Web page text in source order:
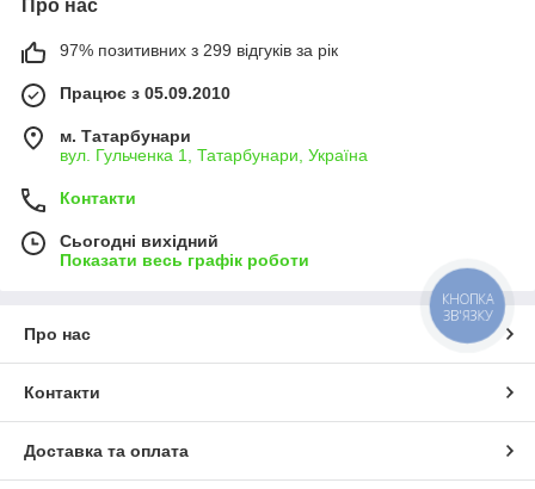
Про нас
97% позитивних з 299 відгуків за рік
Працює з 05.09.2010
м. Татарбунари
вул. Гульченка 1, Татарбунари, Україна
Контакти
Сьогодні вихідний
Показати весь графік роботи
Про нас
Контакти
Доставка та оплата
КНОПКА
ЗВ'ЯЗКУ